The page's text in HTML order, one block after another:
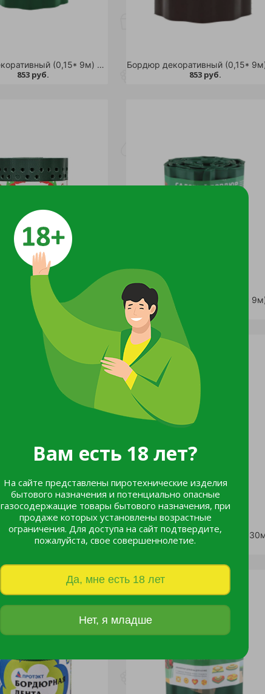
Вам есть 18 лет?
На сайте представлены пиротехнические изделия
бытового назначения и потенциально опасные
газосодержащие товары бытового назначения, при
продаже которых установлены возрастные
ограничения. Для доступа на сайт подтвердите,
пожалуйста, свое совершеннолетие.
Да, мне есть 18 лет
Нет, я младше
Бордюр декоративный (0,15* 9м) ГОФРА /2
853 руб. 853 руб.
796 руб.
Бордюр декоративный (0,15*30м) /1
2 803 руб. 2 803 руб.